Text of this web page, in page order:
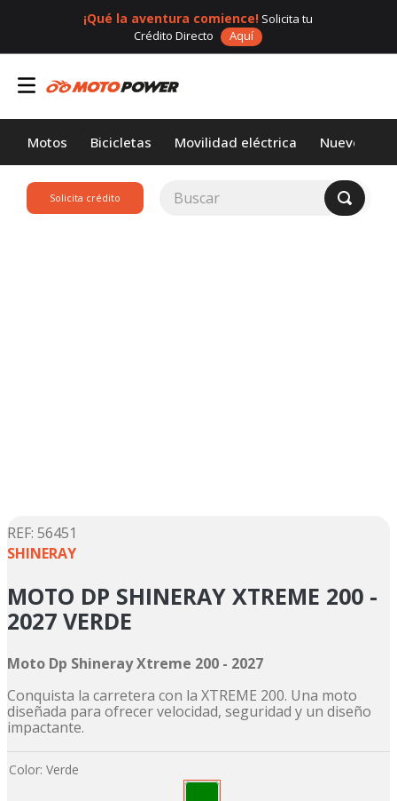
¡Qué la aventura comience! Solicita tu
Crédito Directo
Aquí
Motos Bicicletas Movilidad eléctrica Nuevos
Solicita crédito
Buscar
: 56451
SHINERAY
MOTO DP SHINERAY XTREME 200 -
2027 VERDE
Moto Dp Shineray Xtreme 200 - 2027
Conquista la carretera con la XTREME 200. Una moto
diseñada para ofrecer velocidad, seguridad y un diseño
impactante.
Color: Verde